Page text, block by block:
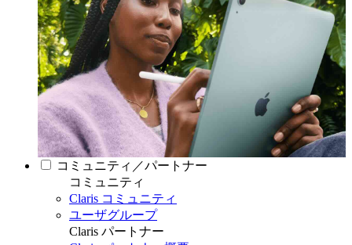
コミュニティ／パートナー
コミュニティ
Claris コミュニティ
ユーザグループ
Claris パートナー